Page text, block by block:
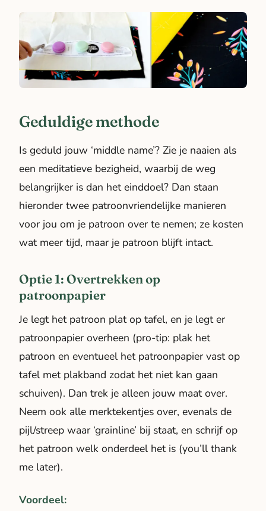
Geduldige methode
Is geduld jouw ‘middle name’? Zie je naaien als
een meditatieve bezigheid, waarbij de weg
belangrijker is dan het einddoel? Dan staan
hieronder twee patroonvriendelijke manieren
voor jou om je patroon over te nemen; ze kosten
wat meer tijd, maar je patroon blijft intact.
Optie 1: Overtrekken op
patroonpapier
Je legt het patroon plat op tafel, en je legt er
patroonpapier overheen (pro-tip: plak het
patroon en eventueel het patroonpapier vast op
tafel met plakband zodat het niet kan gaan
schuiven). Dan trek je alleen jouw maat over.
Neem ook alle merktekentjes over, evenals de
pijl/streep waar ‘grainline’ bij staat, en schrijf op
het patroon welk onderdeel het is (you’ll thank
me later).
Voordeel: